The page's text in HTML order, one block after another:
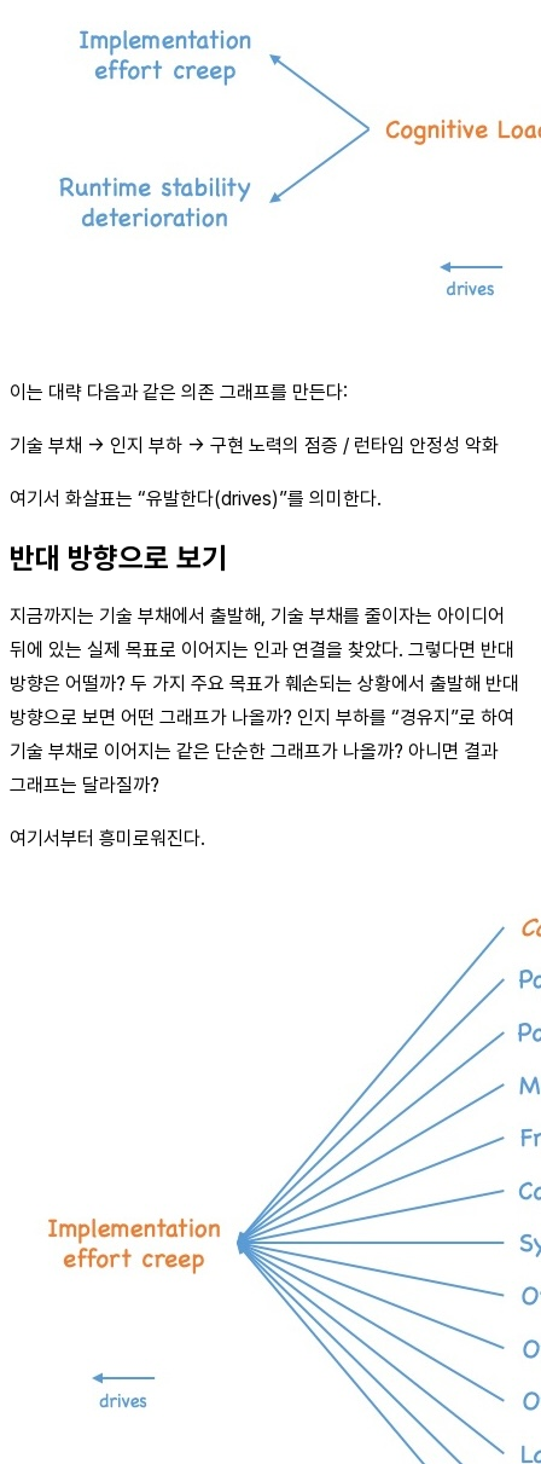
이는 대략 다음과 같은 의존 그래프를 만든다:
기술 부채 -> 인지 부하 -> 구현 노력의 점증 / 런타임 안정성 악화
여기서 화살표는 “유발한다(drives)”를 의미한다.
반대 방향으로 보기
지금까지는 기술 부채에서 출발해, 기술 부채를 줄이자는 아이디어
뒤에 있는 실제 목표로 이어지는 인과 연결을 찾았다. 그렇다면 반대
방향은 어떨까? 두 가지 주요 목표가 훼손되는 상황에서 출발해 반대
방향으로 보면 어떤 그래프가 나올까? 인지 부하를 “경유지”로 하여
기술 부채로 이어지는 같은 단순한 그래프가 나올까? 아니면 결과
그래프는 달라질까?
여기서부터 흥미로워진다.